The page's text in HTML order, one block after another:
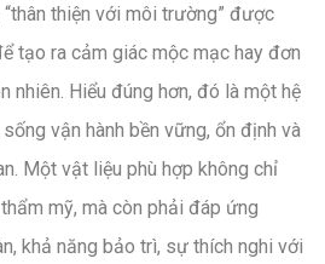
thiện với môi trường” được
tạo ra cảm giác mộc mạc hay đơn
nhiên. Hiểu đúng hơn, đó là một hệ
vận hành bền vững, ổn định và
Một vật liệu phù hợp không chỉ
mỹ, mà còn phải đáp ứng
khả năng bảo trì, sự thích nghi với